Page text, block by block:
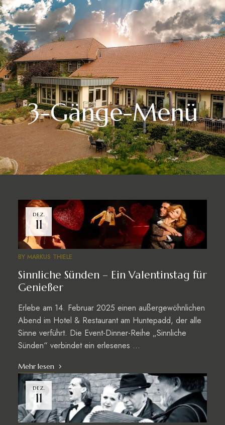
3-Gänge-Menü
DEZ.
11
BY MARKUS THIELE
Sinnliche Sünden – Ein Valentinstag für
Genießer
Erlebe am 14. Februar 2025 einen außergewöhnlichen
Abend im Hotel & Restaurant am Huntepadd, der alle
Sinne verführt. Die Event-Dinner-Reihe „Sinnliche
Sünden“ verbindet ein erlesenes …
Mehr lesen
DEZ.
11